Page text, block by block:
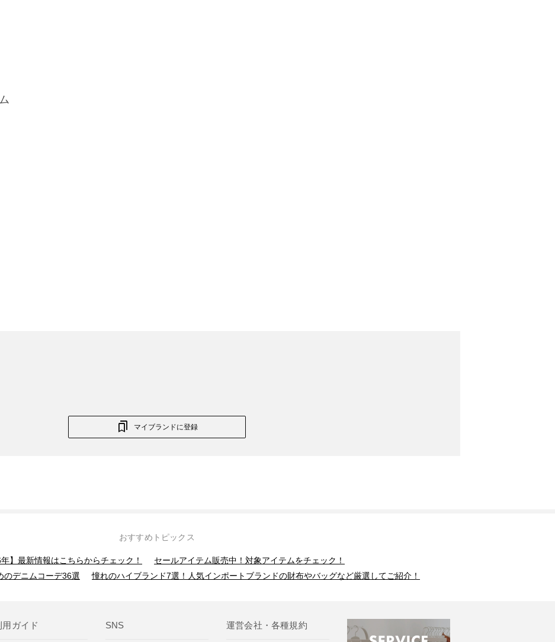
マイブランドに登録
おすすめトピックス
年】最新情報はこちらからチェック！
セールアイテム販売中！対象アイテムをチェック！
のデニムコーデ36選
憧れのハイブランド7選！人気インポートブランドの財布やバッグなど厳選してご紹介！
用ガイド SNS 運営会社・各種規約